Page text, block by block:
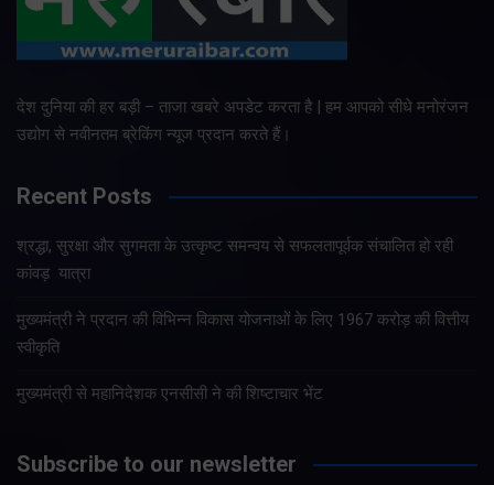
देश दुनिया की हर बड़ी – ताजा खबरे अपडेट करता है | हम आपको सीधे मनोरंजन
उद्योग से नवीनतम ब्रेकिंग न्यूज प्रदान करते हैं।
Recent Posts
श्रद्धा, सुरक्षा और सुगमता के उत्कृष्ट समन्वय से सफलतापूर्वक संचालित हो रही
कांवड़ यात्रा
मुख्यमंत्री ने प्रदान की विभिन्न विकास योजनाओं के लिए 1967 करोड़ की वित्तीय
स्वीकृति
मुख्यमंत्री से महानिदेशक एनसीसी ने की शिष्टाचार भेंट
Subscribe to our newsletter